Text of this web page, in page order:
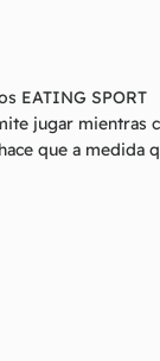
EATING SPORT
jugar mientras
que a medida